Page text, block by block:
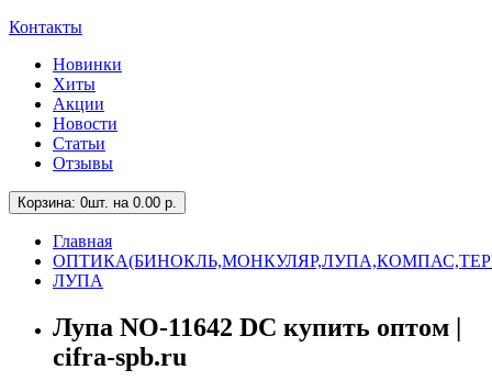
Контакты
Новинки
Хиты
Акции
Новости
Статьи
Отзывы
Корзина: 0шт. на 0.00 р.
Главная
ЛУПА
Лупа NO-11642 DC купить оптом |
cifra-spb.ru